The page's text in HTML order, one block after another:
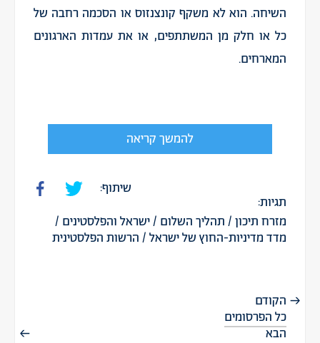
השיחה. הוא לא משקף קונצנזוס או הסכמה רחבה של
כל או חלק מן המשתתפים, או את עמדות הארגונים
המארחים.
להמשך קריאה
שיתוף:
תגיות:
מזרח תיכון/ תהליך השלום /ישראל והפלסטינים /
מדד מדיניות-החוץ של ישראל/ הרשות הפלסטינית
הקודם
כל הפרסומים
הבא